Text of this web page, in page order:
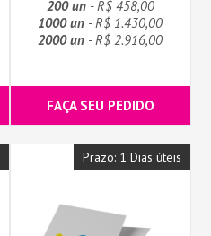
200 un- R$ 458,00
1000 un - R$ 1.430,00
2000 un - R$ 2.916,00
FAÇA SEU PEDIDO
Prazo: 1 Dias úteis